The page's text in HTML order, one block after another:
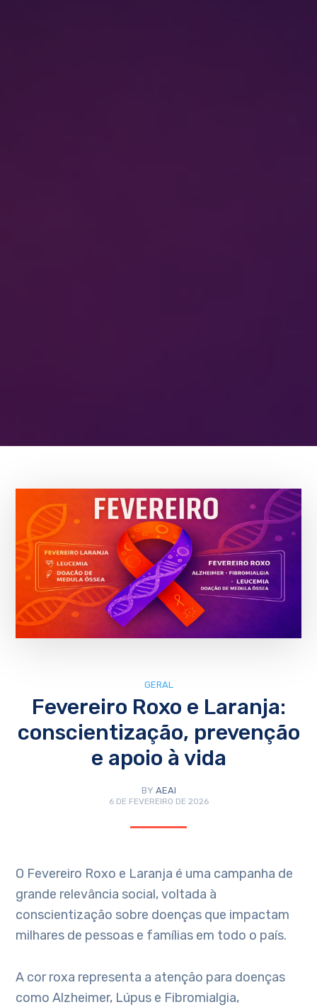
GERAL
Fevereiro Roxo e Laranja:
conscientização, prevenção
e apoio à vida
BY AEAI
6 DE FEVEREIRO DE 2026
O Fevereiro Roxo e Laranja é uma campanha de
grande relevância social, voltada à
conscientização sobre doenças que impactam
milhares de pessoas e famílias em todo o país.
A cor roxa representa a atenção para doenças
como Alzheimer, Lúpus e Fibromialgia,